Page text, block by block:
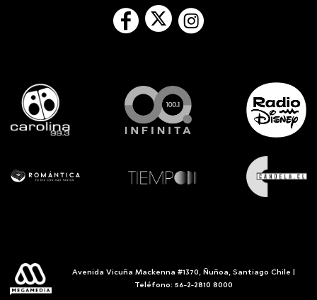
Avenida Vicuña Mackenna #1370, Ñuñoa, Santiago Chile |
Teléfono: 56-2-2810 8000